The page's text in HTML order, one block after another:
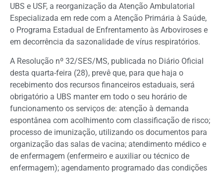
UBS e USF, a reorganização da Atenção Ambulatorial
Especializada em rede com a Atenção Primária à Saúde,
o Programa Estadual de Enfrentamento às Arboviroses e
em decorrência da sazonalidade de vírus respiratórios.
A Resolução nº 32/SES/MS, publicada no Diário Oficial
desta quarta-feira (28), prevê que, para que haja o
recebimento dos recursos financeiros estaduais, será
obrigatório a UBS manter em todo o seu horário de
funcionamento os serviços de: atenção à demanda
espontânea com acolhimento com classificação de risco;
processo de imunização, utilizando os documentos para
organização das salas de vacina; atendimento médico e
de enfermagem (enfermeiro e auxiliar ou técnico de
enfermagem); agendamento programado das condições